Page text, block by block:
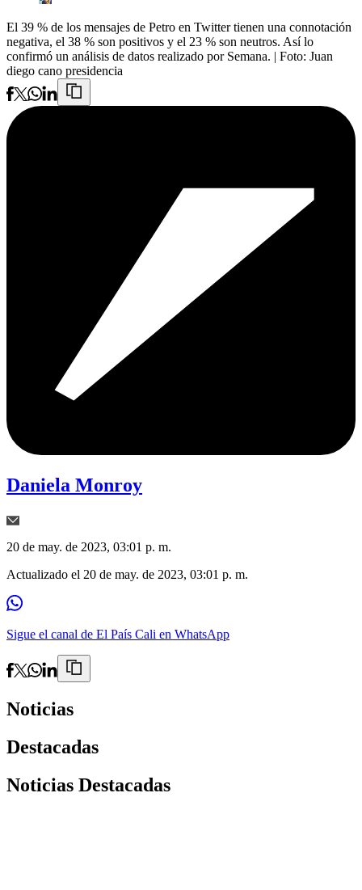
El 39 % de los mensajes de Petro en Twitter tienen una connotación
negativa, el 38 % son positivos y el 23 % son neutros. Así lo
confirmó un análisis de datos realizado por Semana. | Foto: Juan
diego cano presidencia
Daniela Monroy
20 de may. de 2023, 03:01 p. m.
Actualizado el 20 de may. de 2023, 03:01 p. m.
Sigue el canal de El País Cali en WhatsApp
Noticias
Destacadas
Noticias Destacadas